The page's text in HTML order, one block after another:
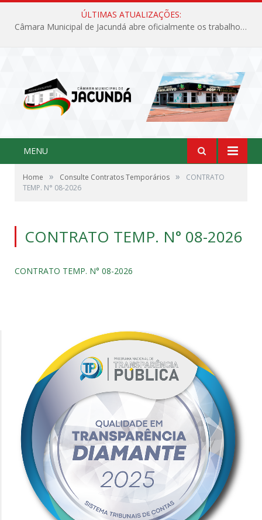
ÚLTIMAS ATUALIZAÇÕES:
Câmara Municipal de Jacundá abre oficialmente os trabalhos legislativos de 2026
MENU
Home » Consulte Contratos Temporários »
CONTRATO
TEMP. N° 08-2026
CONTRATO TEMP. N° 08-2026
CONTRATO TEMP. N° 08-2026